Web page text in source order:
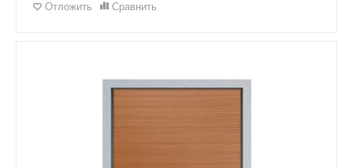
Отложить Сравнить